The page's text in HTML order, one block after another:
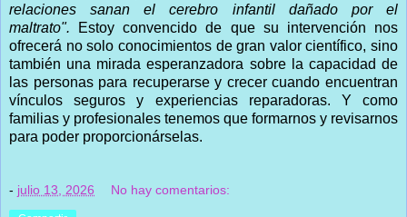
relaciones sanan el cerebro infantil dañado por el
maltrato".
Estoy convencido de que su intervención nos
ofrecerá no solo conocimientos de gran valor científico, sino
también una mirada esperanzadora sobre la capacidad de
las personas para recuperarse y crecer cuando encuentran
vínculos seguros y experiencias reparadoras. Y como
familias y profesionales tenemos que formarnos y revisarnos
para poder proporcionárselas.
- julio 13, 2026 No hay comentarios: